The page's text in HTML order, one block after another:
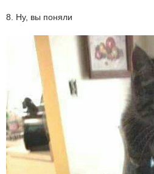
8. Ну, вы поняли